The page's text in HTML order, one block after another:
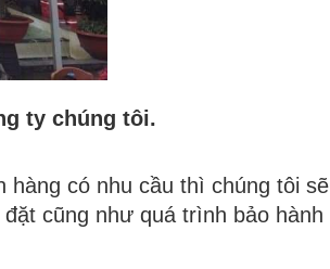
ty chúng tôi.
hàng có nhu cầu thì chúng tôi sẽ
cũng như quá trình bảo hành